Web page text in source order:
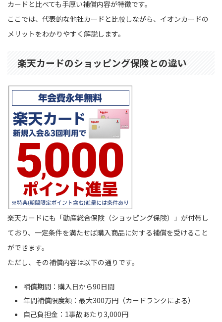
カードと比べても手厚い補償内容が特徴です。
ここでは、代表的な他社カードと比較しながら、イオンカードの
メリットをわかりやすく解説します。
楽天カードのショッピング保険との違い
楽天カードにも「動産総合保険（ショッピング保険）」が付帯し
ており、一定条件を満たせば購入商品に対する補償を受けること
ができます。
ただし、その補償内容は以下の通りです。
補償期間：購入日から90日間
年間補償限度額：最大300万円（カードランクによる）
自己負担金：1事故あたり3,000円